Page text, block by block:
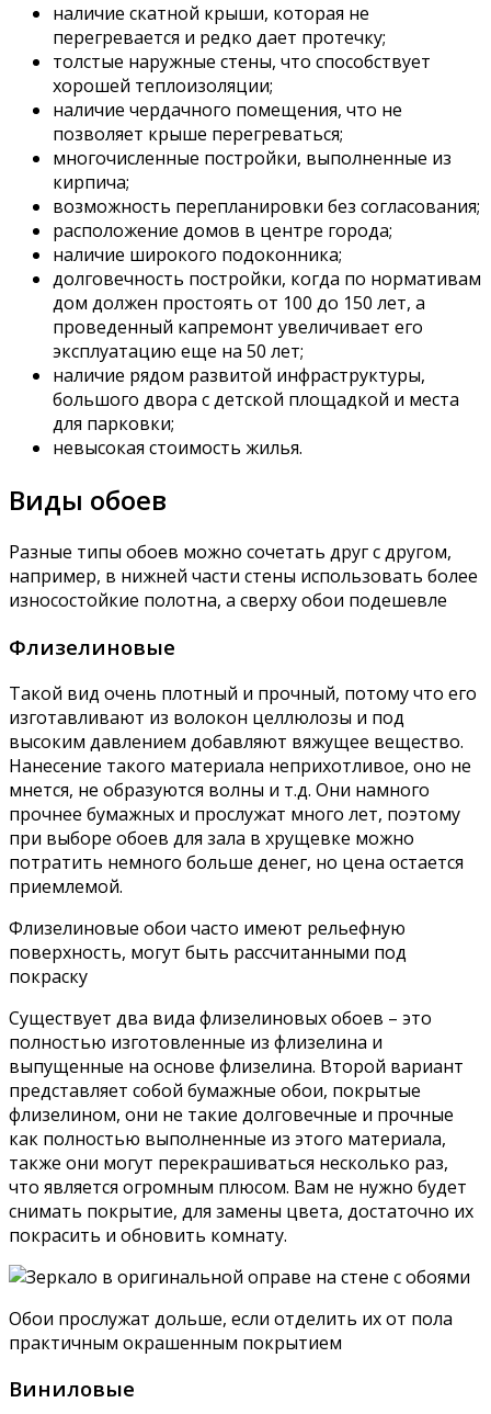
наличие скатной крыши, которая не
перегревается и редко дает протечку;
толстые наружные стены, что способствует
хорошей теплоизоляции;
наличие чердачного помещения, что не
позволяет крыше перегреваться;
многочисленные постройки, выполненные из
кирпича;
возможность перепланировки без согласования;
расположение домов в центре города;
наличие широкого подоконника;
долговечность постройки, когда по нормативам
дом должен простоять от 100 до 150 лет, а
проведенный капремонт увеличивает его
эксплуатацию еще на 50 лет;
наличие рядом развитой инфраструктуры,
большого двора с детской площадкой и места
для парковки;
невысокая стоимость жилья.
Виды обоев
Разные типы обоев можно сочетать друг с другом,
например, в нижней части стены использовать более
износостойкие полотна, а сверху обои подешевле
Флизелиновые
Такой вид очень плотный и прочный, потому что его
изготавливают из волокон целлюлозы и под
высоким давлением добавляют вяжущее вещество.
Нанесение такого материала неприхотливое, оно не
мнется, не образуются волны и т.д. Они намного
прочнее бумажных и прослужат много лет, поэтому
при выборе обоев для зала в хрущевке можно
потратить немного больше денег, но цена остается
приемлемой.
Флизелиновые обои часто имеют рельефную
поверхность, могут быть рассчитанными под
покраску
Существует два вида флизелиновых обоев – это
полностью изготовленные из флизелина и
выпущенные на основе флизелина. Второй вариант
представляет собой бумажные обои, покрытые
флизелином, они не такие долговечные и прочные
как полностью выполненные из этого материала,
также они могут перекрашиваться несколько раз,
что является огромным плюсом. Вам не нужно будет
снимать покрытие, для замены цвета, достаточно их
покрасить и обновить комнату.
Обои прослужат дольше, если отделить их от пола
практичным окрашенным покрытием
Виниловые